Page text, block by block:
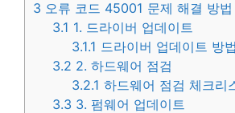
3 오류 코드 45001 문제 해결 방법
3.1 1. 드라이버 업데이트
3.1.1 드라이버 업데이트 방법
3.2 2. 하드웨어 점검
3.2.1 하드웨어 점검 체크리
3.3 3. 펌웨어 업데이트